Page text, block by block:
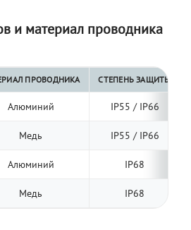
и материал проводника
ПРОВОДНИКА СТЕПЕНЬ ЗАЩИТЫ
Алюминий IP55 / IP66
Медь IP55 / IP66
Алюминий IP68
Медь IP68